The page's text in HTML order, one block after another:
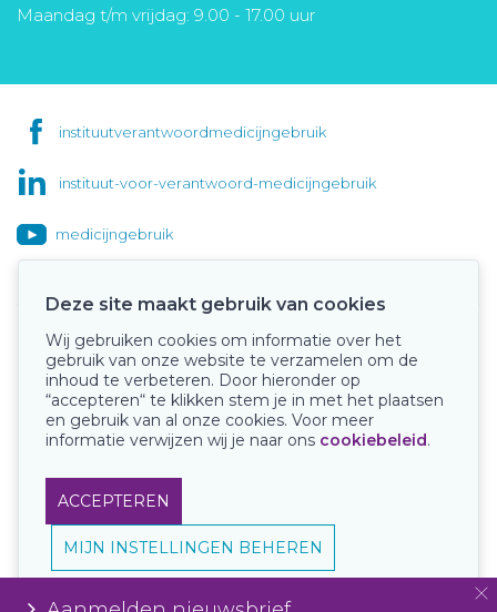
Maandag t/m vrijdag: 9.00 - 17.00 uur
instituutverantwoordmedicijngebruik
instituut-voor-verantwoord-medicijngebruik
medicijngebruik
Onze keurmerken
Deze site maakt gebruik van cookies
Wij gebruiken cookies om informatie over het
gebruik van onze website te verzamelen om de
inhoud te verbeteren. Door hieronder op
“accepteren“ te klikken stem je in met het plaatsen
en gebruik van al onze cookies. Voor meer
informatie verwijzen wij je naar ons cookiebeleid.
ACCEPTEREN
MIJN INSTELLINGEN BEHEREN